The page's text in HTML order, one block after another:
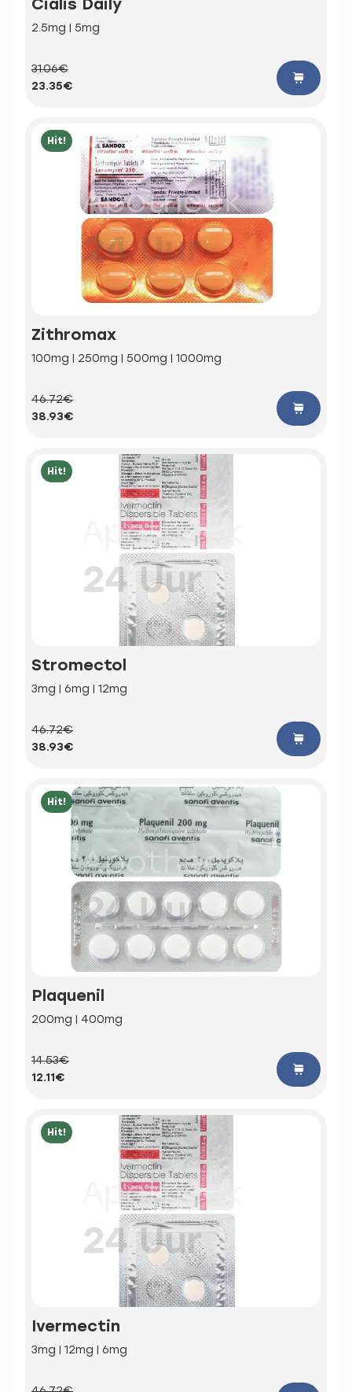
2.5mg | 5mg
31.06€
23.35€
Hit!
Zithromax
100mg | 250mg | 500mg | 1000mg
46.72€
38.93€
Hit!
Stromectol
3mg | 6mg | 12mg
46.72€
38.93€
Hit!
Plaquenil
200mg | 400mg
14.53€
12.11€
Hit!
Ivermectin
3mg | 12mg | 6mg